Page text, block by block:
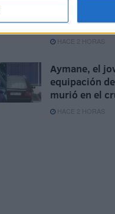
Asuntos
Europea y
HACE 2 HORAS
Aymane, el
equipación
murió en el
HACE 2 HORAS